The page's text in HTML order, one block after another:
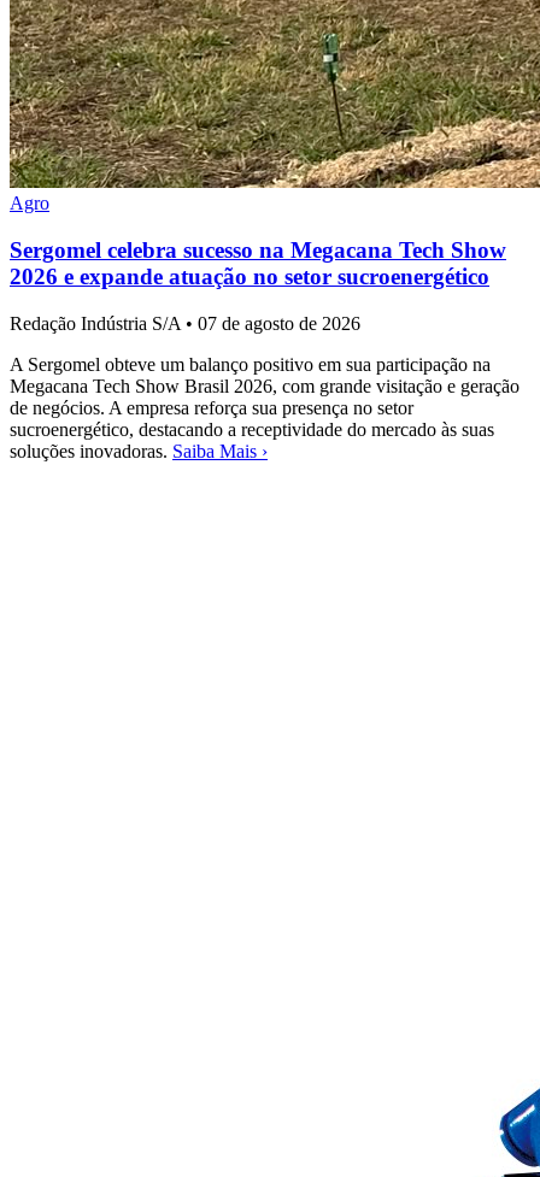
Agro
Sergomel celebra sucesso na Megacana Tech Show
2026 e expande atuação no setor sucroenergético
Redação Indústria S/A • 07 de agosto de 2026
A Sergomel obteve um balanço positivo em sua participação na
Megacana Tech Show Brasil 2026, com grande visitação e geração
de negócios. A empresa reforça sua presença no setor
sucroenergético, destacando a receptividade do mercado às suas
soluções inovadoras. Saiba Mais ›